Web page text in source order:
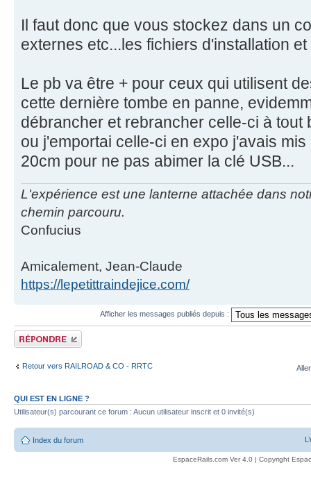
Il faut donc que vous stockez dans un
externes etc...les fichiers d'installation
Le pb va être + pour ceux qui utilisent
cette dernière tombe en panne,
débrancher et rebrancher celle-ci à tout
ou j'emportai celle-ci en expo j'avais
20cm pour ne pas abimer la clé USB...
L'expérience est une lanterne attachée dans
chemin parcouru.
Confucius
Amicalement, Jean-Claude
https://lepetittraindejice.com/
Afficher les messages publiés depuis :
Publier une réponse
Retour vers RAILROAD & CO - RRTC
QUI EST EN LIGNE ?
Utilisateur(s) parcourant ce forum : Aucun utilisateur inscrit et 0 invité(s)
Index du forum
EspaceRails.com Ver 4.0 | Copyright